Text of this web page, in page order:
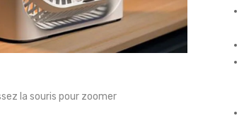
la souris pour zoomer